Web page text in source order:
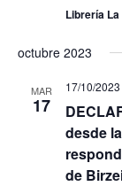
Librería
octubre 2023
MAR
17
17/10/2023
desde
de